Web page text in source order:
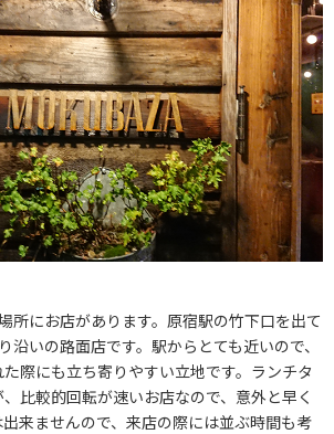
所にお店があります。原宿駅の竹下口を出て
沿いの路面店です。駅からとても近いので、
際にも立ち寄りやすい立地です。ランチタ
比較的回転が速いお店なので、意外と早く
来ませんので、来店の際には並ぶ時間も考